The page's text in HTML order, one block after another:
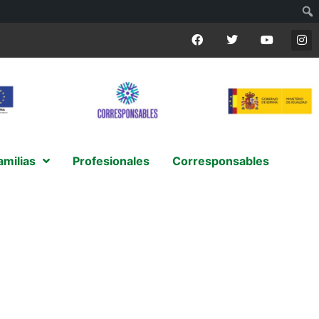
Profesionales Corresponsables